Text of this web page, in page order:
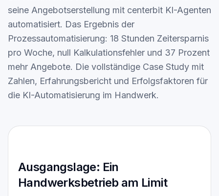
ENGLISH
seine Angebotserstellung mit centerbit KI-Agenten
automatisiert. Das Ergebnis der
Prozessautomatisierung: 18 Stunden Zeitersparnis
pro Woche, null Kalkulationsfehler und 37 Prozent
mehr Angebote. Die vollständige Case Study mit
Zahlen, Erfahrungsbericht und Erfolgsfaktoren für
die KI-Automatisierung im Handwerk.
Ausgangslage: Ein
Handwerksbetrieb am Limit